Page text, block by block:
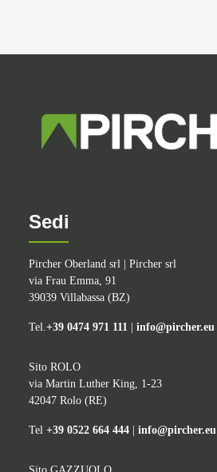
Sedi
Pircher Oberland srl | Pircher srl
via Frau Emma, 91
39039 Villabassa (BZ)
Tel.+39 0474 971 111 info@pircher.eu
Sito ROLO
via Martin Luther King, 1-23
42047 Rolo (RE)
Tel +39 0522 664 444 info@pircher.eu